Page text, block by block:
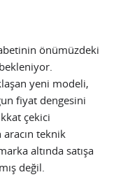
önümüzdeki
yeni modeli,
fiyat dengesini
çekici
teknik
altında satışa
değil.